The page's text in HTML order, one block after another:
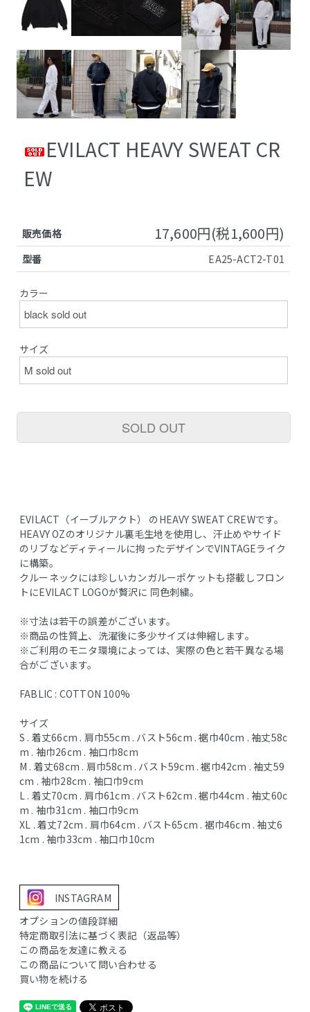
EVILACT HEAVY SWEAT CR
EW
販売価格 17,600円(税1,600円)
型番 EA25-ACT2-T01
カラー
サイズ
SOLD OUT
EVILACT（イーブルアクト） のHEAVY SWEAT CREWです。
HEAVY OZのオリジナル裏毛生地を使用し、汗止めやサイド
のリブなどディティールに拘ったデザインでVINTAGEライク
に構築。
クルーネックには珍しいカンガルーポケットも搭載しフロン
トにEVILACT LOGOが贅沢に 同色刺繍。
※寸法は若干の誤差がございます。
※商品の性質上、洗濯後に多少サイズは伸縮します。
※ご利用のモニタ環境によっては、実際の色と若干異なる場
合がございます。
FABLIC : COTTON 100%
サイズ
S . 着丈66cm . 肩巾55cm . バスト56cm . 裾巾40cm . 袖丈58c
m . 袖巾26cm . 袖口巾8cm
M . 着丈68cm . 肩巾58cm . バスト59cm . 裾巾42cm . 袖丈59
cm . 袖巾28cm . 袖口巾9cm
L . 着丈70cm . 肩巾61cm . バスト62cm . 裾巾44cm . 袖丈60c
m . 袖巾31cm . 袖口巾9cm
XL . 着丈72cm . 肩巾64cm . バスト65cm . 裾巾46cm . 袖丈6
1cm . 袖巾33cm . 袖口巾10cm
INSTAGRAM
オプションの値段詳細
特定商取引法に基づく表記（返品等）
この商品を友達に教える
この商品について問い合わせる
買い物を続ける